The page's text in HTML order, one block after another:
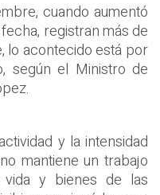
cuando aumentó
registran más de
lo acontecido está por
según el Ministro de
y la intensidad
mantiene un trabajo
y bienes de las